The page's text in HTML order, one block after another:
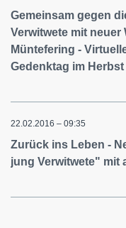
Gemeinsam gegen
Verwitwete mit
Müntefering -
Gedenktag im Herbst
22.02.2016 – 09:35
Zurück ins Leben -
jung Verwitwete" mit